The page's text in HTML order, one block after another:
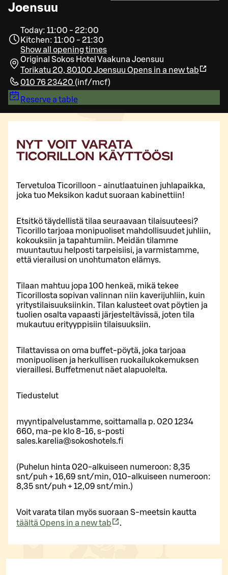
Joensuu
Today: 11:00 - 22:00
Kitchen: 11:00 - 21:30
Show all opening times
Original Sokos Hotel Vaakuna Joensuu
Torikatu 20, 80100 Joensuu Opens in a new tab
010 76 23420 (inf/mcf)
Reserve a table
NYT VOIT VARATA
TICORILLON KÄYTTÖÖSI
Tervetuloa Ticorilloon - ainutlaatuinen juhlapaikka,
joka tuo Meksikon kadut suoraan kabinettiin!
Etsitkö täydellistä tilaa seuraavaan tilaisuuteesi?
Ticorillo tarjoaa monipuoliset mahdollisuudet juhliin,
kokouksiin ja tapahtumiin. Meidän tilamme
muuntautuu helposti tarpeisiisi, ja varmistamme,
että vierailusi on unohtumaton elämys.
Tilaan mahtuu jopa 100 henkeä, mikä tekee
Ticorillosta sopivan valinnan niin kaverijuhliin, kuin
yritystilaisuuksiinkin. Tilan kalusteet ovat pöytien ja
tuolien osalta vapaasti järjesteltävissä, joten tila
mukautuu erityyppisiin tilaisuuksiin.
Tilattavissa on oma buffet-pöytä, joka tarjoaa
monipuolisen ja herkullisen ruokailukokemuksen
vieraillesi. Buffetmenut näet alapuolelta.
Tiedustelut
myyntipalvelustamme, soittamalla p. 020 1234
660, ma-pe klo 8-16, s-posti
sales.karelia@sokoshotels.fi
(Pu­he­lun hinta 020-al­kui­seen nu­me­roon: 8,35
snt/puh + 16,69 snt/min, 010-al­kui­seen nu­me­roon:
8,35 snt/puh + 12,09 snt/min.)
Voit varata tilan myös suoraan S-meetsin kautta
täältä Opens in a new tab .